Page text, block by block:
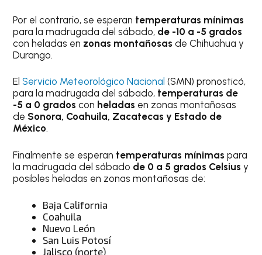
Por el contrario, se esperan temperaturas mínimas
para la madrugada del sábado, de -10 a -5 grados
con heladas en zonas montañosasde Chihuahua y
Durango.
ElServicio Meteorológico Nacional (SMN) pronosticó,
para la madrugada del sábado, temperaturas de
-5 a 0 grados con heladas en zonas montañosas
de Sonora, Coahuila, Zacatecas y Estado de
México.
Finalmente se esperan temperaturas mínimas para
la madrugada del sábado de 0 a 5 grados Celsius y
posibles heladas en zonas montañosas de:
Baja California
Coahuila
Nuevo León
San Luis Potosí
Jalisco (norte)